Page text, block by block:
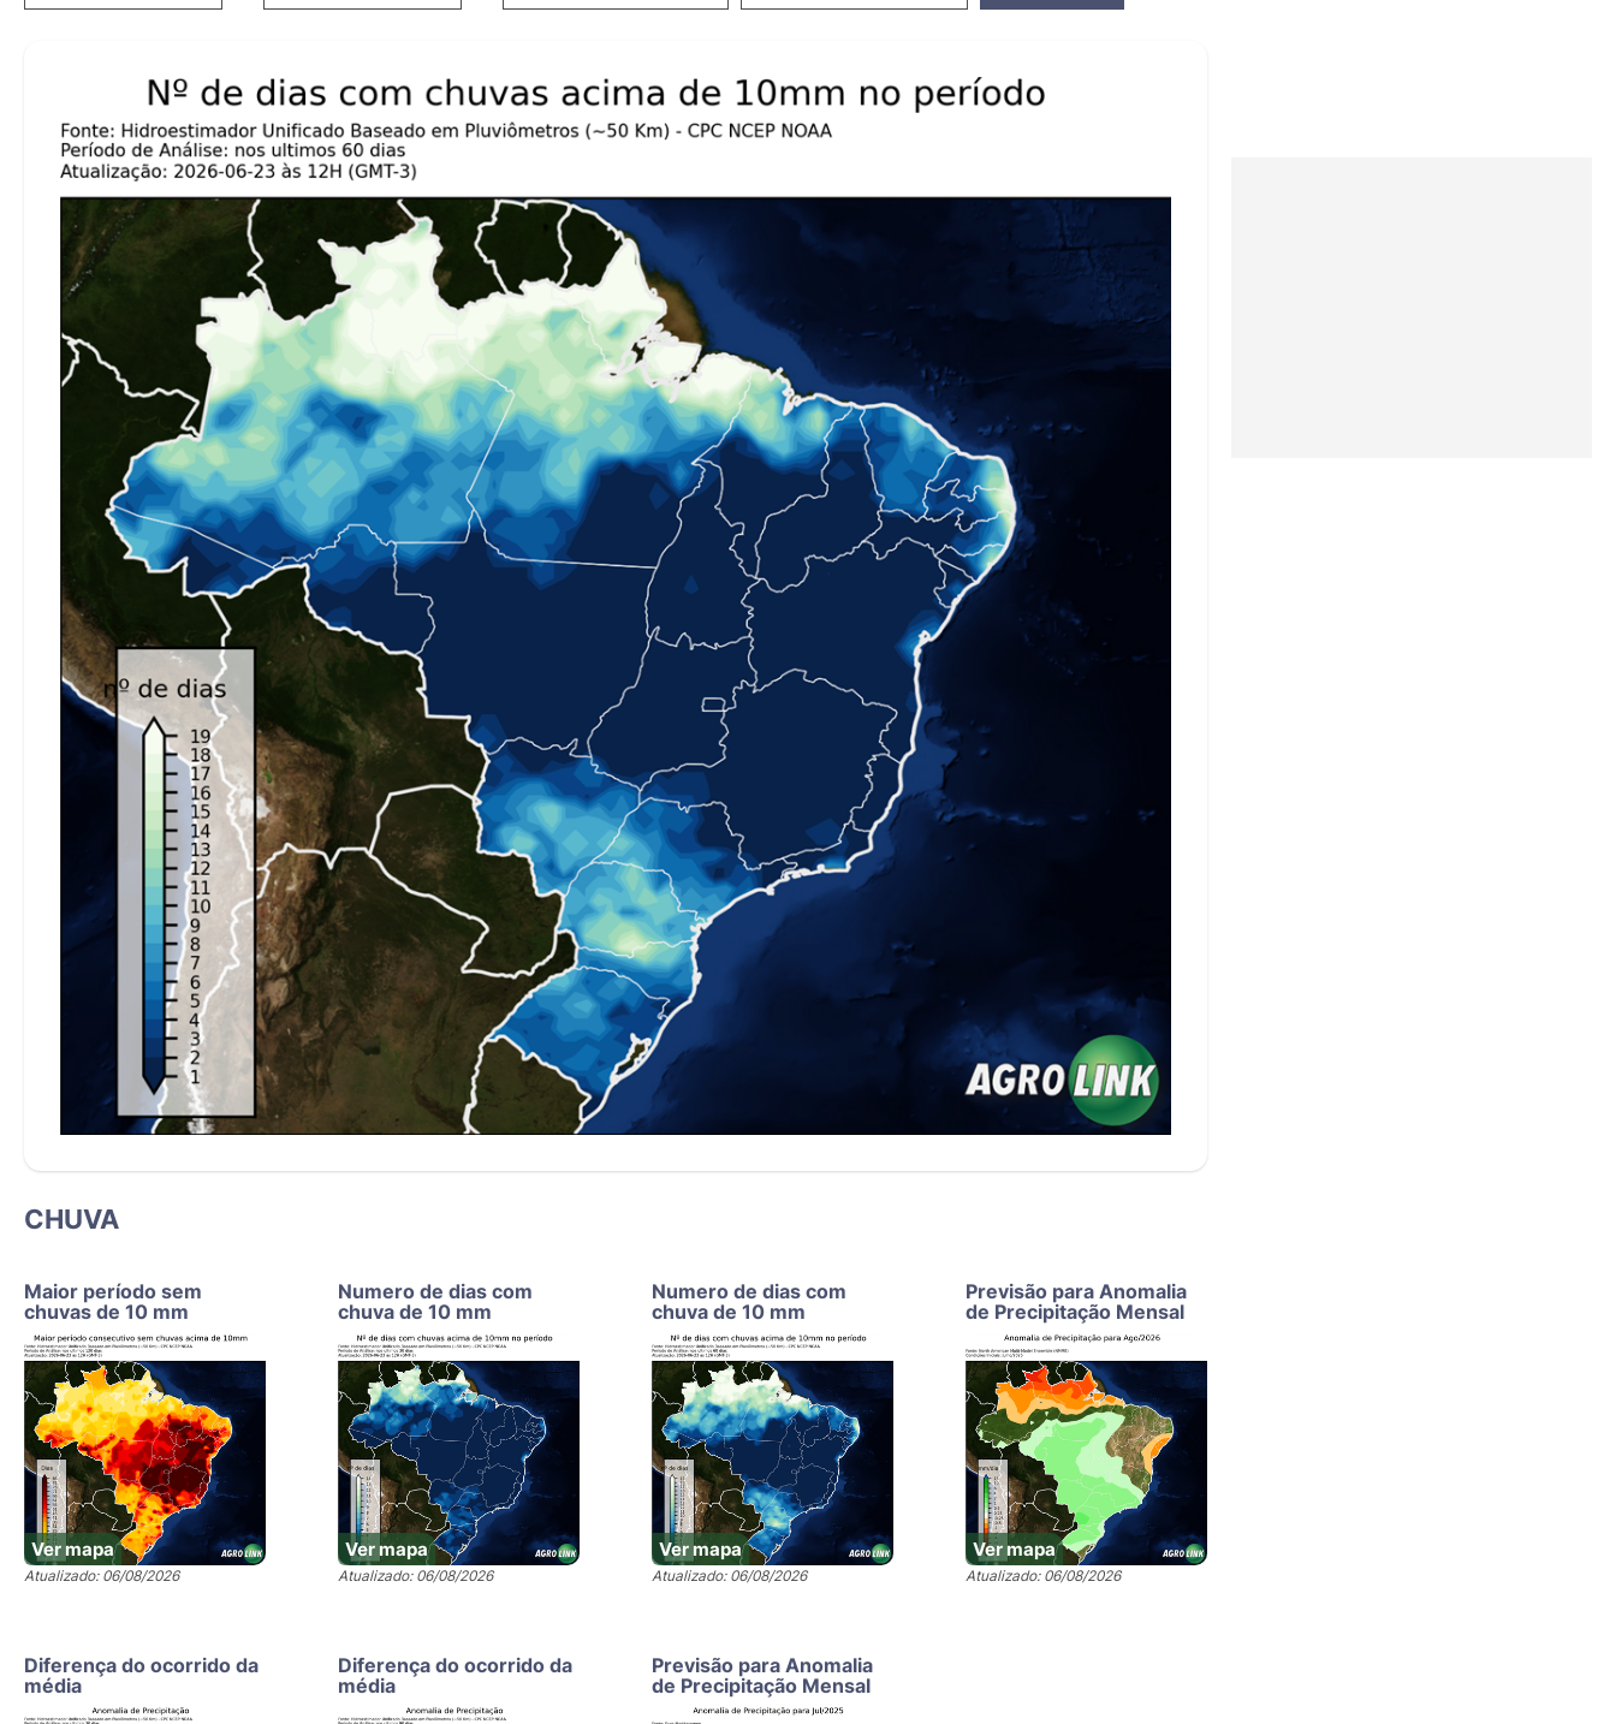
CHUVA
Maior período sem
chuvas de 10 mm
Ver mapa
Atualizado: 06/08/2026
Numero de dias com
chuva de 10 mm
Ver mapa
Atualizado: 06/08/2026
Numero de dias com
chuva de 10 mm
Ver mapa
Atualizado: 06/08/2026
Previsão para Anomalia
de Precipitação Mensal
Ver mapa
Atualizado: 06/08/2026
Diferença do ocorrido da
média
Diferença do ocorrido da
média
Previsão para Anomalia
de Precipitação Mensal